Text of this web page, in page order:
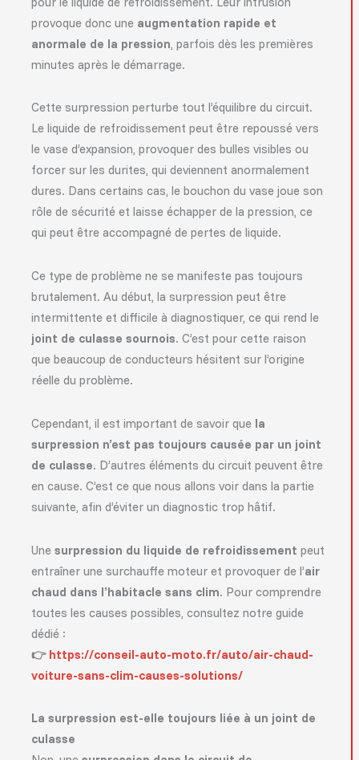
provoque donc une augmentation rapide et
anormale de la pression, parfois dès les premières
minutes après le démarrage.
Cette surpression perturbe tout l’équilibre du circuit.
Le liquide de refroidissement peut être repoussé vers
le vase d’expansion, provoquer des bulles visibles ou
forcer sur les durites, qui deviennent anormalement
dures. Dans certains cas, le bouchon du vase joue son
rôle de sécurité et laisse échapper de la pression, ce
qui peut être accompagné de pertes de liquide.
Ce type de problème ne se manifeste pas toujours
brutalement. Au début, la surpression peut être
intermittente et difficile à diagnostiquer, ce qui rend le
joint de culasse sournois. C’est pour cette raison
que beaucoup de conducteurs hésitent sur l’origine
réelle du problème.
Cependant, il est important de savoir que la
surpression n’est pas toujours causée par un joint
de culasse. D’autres éléments du circuit peuvent être
en cause. C’est ce que nous allons voir dans la partie
suivante, afin d’éviter un diagnostic trop hâtif.
Unesurpression du liquide de refroidissement peut
entraîner une surchauffe moteur et provoquer de l’air
chaud dans l’habitacle sans clim. Pour comprendre
toutes les causes possibles, consultez notre guide
dédié :
👉 https://conseil-auto-moto.fr/auto/air-chaud-
voiture-sans-clim-causes-solutions/
La surpression est-elle toujours liée à un joint de
culasse